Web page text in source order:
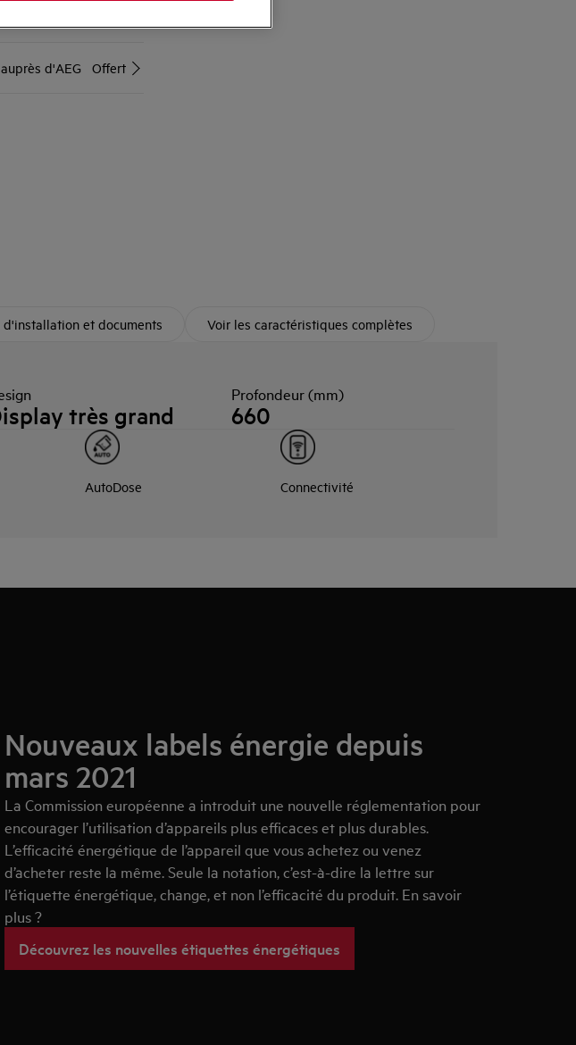
d'AEG Offert
et documents Voir les caractéristiques complètes
très grand
Profondeur (mm)
660
AutoDose Connectivité
Nouveaux labels énergie depuis
mars 2021
La Commission européenne a introduit une nouvelle réglementation pour
encourager l’utilisation d’appareils plus efficaces et plus durables.
L’efficacité énergétique de l’appareil que vous achetez ou venez
d’acheter reste la même. Seule la notation, c’est-à-dire la lettre sur
l’étiquette énergétique, change, et non l’efficacité du produit. En savoir
plus ?
Découvrez les nouvelles étiquettes énergétiques